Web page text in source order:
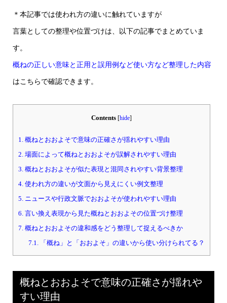
＊本記事では使われ方の違いに触れていますが
言葉としての整理や位置づけは、以下の記事でまとめていま
す。
概ねの正しい意味と正用と誤用例など使い方など整理した内容
はこちらで確認できます。
Contents [hide]
1.概ねとおおよそで意味の正確さが揺れやすい理由
2.場面によって概ねとおおよそが誤解されやすい理由
3.概ねとおおよそが似た表現と混同されやすい背景整理
4.使われ方の違いが文面から見えにくい例文整理
5.ニュースや行政文脈でおおよそが使われやすい理由
6.言い換え表現から見た概ねとおおよその位置づけ整理
7.概ねとおおよその違和感をどう整理して捉えるべきか
7.1.「概ね」と「おおよそ」の違いから使い分けられてる？
概ねとおおよそで意味の正確さが揺れや
すい理由